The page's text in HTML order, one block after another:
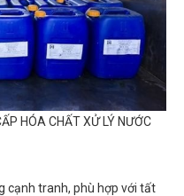
HÓA CHẤT XỬ LÝ NƯỚC
cạnh tranh, phù hợp với tất